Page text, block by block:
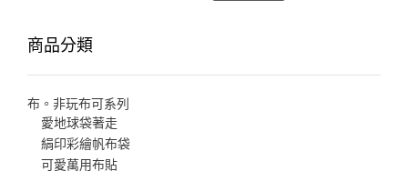
商品分類
布。非玩布可系列
愛地球袋著走
絹印彩繪帆布袋
可愛萬用布貼